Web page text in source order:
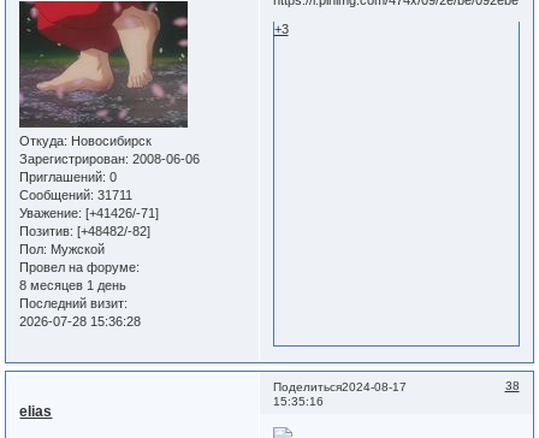
Откуда: Новосибирск
Зарегистрирован: 2008-06-06
Приглашений: 0
Сообщений: 31711
Уважение: [+41426/-71]
Позитив: [+48482/-82]
Пол: Мужской
Провел на форуме:
8 месяцев 1 день
Последний визит:
2026-07-28 15:36:28
+3
Поделиться 38
2024-08-17
15:35:16
elias